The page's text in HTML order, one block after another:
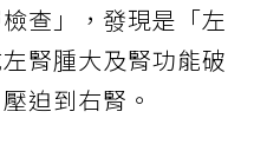
查」，發現是「左
腎腫大及腎功能破
迫到右腎。